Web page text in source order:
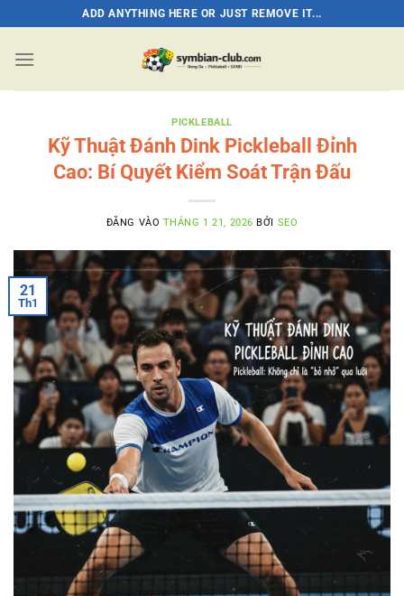
nội
ADD ANYTHING HERE OR JUST REMOVE IT...
PICKLEBALL
Kỹ Thuật Đánh Dink Pickleball Đỉnh
Cao: Bí Quyết Kiểm Soát Trận Đấu
ĐĂNG VÀO THÁNG 1 21, 2026 BỞI SEO
21
Th1